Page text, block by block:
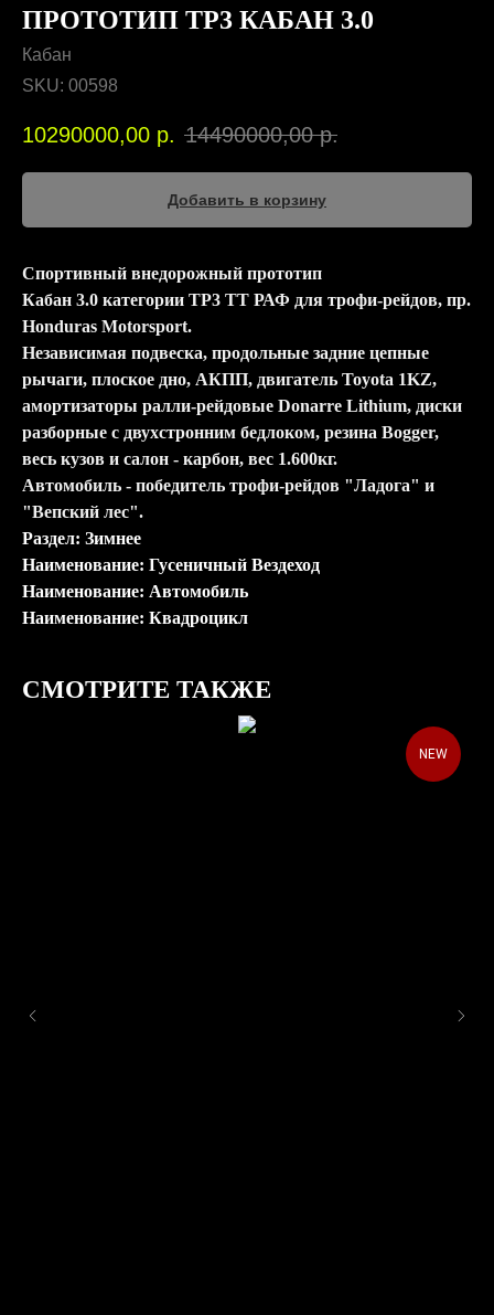
ПРОТОТИП ТР3 КАБАН 3.0
Кабан
SKU: 00598
10290000,00 р. 14490000,00 р.
Добавить в корзину
Спортивный внедорожный прототип
Кабан 3.0 категории ТР3 ТТ РАФ для трофи-рейдов, пр.
Honduras Motorsport.
Независимая подвеска, продольные задние цепные
рычаги, плоское дно, АКПП, двигатель Toyota 1KZ,
амортизаторы ралли-рейдовые Donarre Lithium, диски
разборные с двухстронним бедлоком, резина Bogger,
весь кузов и салон - карбон, вес 1.600кг.
Автомобиль - победитель трофи-рейдов "Ладога" и
"Вепский лес".
Раздел: Зимнее
Наименование: Гусеничный Вездеход
Наименование: Автомобиль
Наименование: Квадроцикл
СМОТРИТЕ ТАКЖЕ
NEW